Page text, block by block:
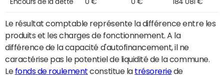
Le résultat comptable représente la différence entre les
produits et les charges de fonctionnement. A la
différence de la capacité d'autofinancement, il ne
caractérise pas le potentiel de liquidité de la commune.
Le fonds de roulement constitue la trésoreriede